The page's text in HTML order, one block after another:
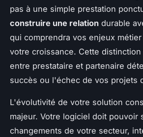
pas à une simple prestation
construire une relation durable
qui comprendra vos enjeux
votre croissance. Cette
entre prestataire et partenaire
succès ou l'échec de vos projets
L'évolutivité de votre solution
majeur. Votre logiciel doit pouvoir
changements de votre secteur,